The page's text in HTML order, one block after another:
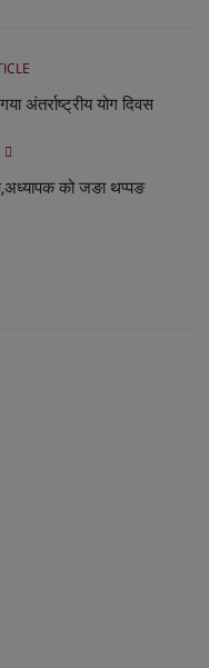
अंतर्राष्ट्रीय योग दिवस
को जङा थप्पङ